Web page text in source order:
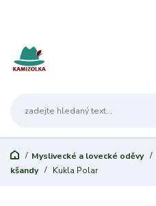
Myslivecké a lovecké oděvy
kšandy
Kukla Polar